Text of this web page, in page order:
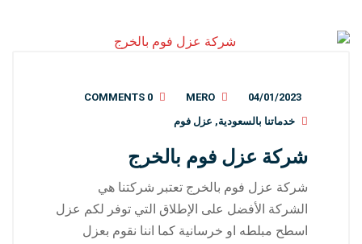
04/01/2023
MERO
0 COMMENTS
خدماتنا بالسعودية, عزل فوم
شركة عزل فوم بالخرج
شركة عزل فوم بالخرج تعتبر شركتنا هي
الشركة الأفضل على الإطلاق التي توفر لكم عزل
اسطح مبلطه او خرسانية كما اننا نقوم بعزل